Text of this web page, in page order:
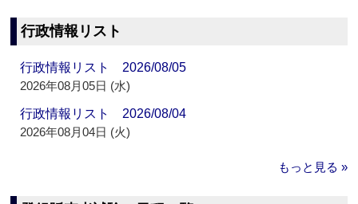
行政情報リスト
行政情報リスト 2026/08/05
2026年08月05日 (水)
行政情報リスト 2026/08/04
2026年08月04日 (火)
もっと見る »